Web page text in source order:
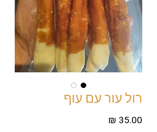
רול עור עם עוף